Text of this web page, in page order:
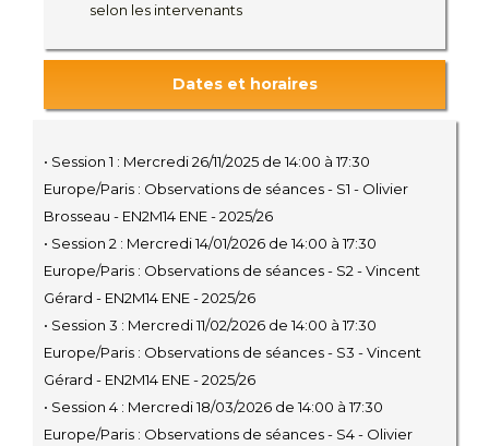
selon les intervenants
Dates et horaires
• Session 1 : Mercredi 26/11/2025 de 14:00 à 17:30
Europe/Paris : Observations de séances - S1 - Olivier
Brosseau - EN2M14 ENE - 2025/26
• Session 2 : Mercredi 14/01/2026 de 14:00 à 17:30
Europe/Paris : Observations de séances - S2 - Vincent
Gérard - EN2M14 ENE - 2025/26
• Session 3 : Mercredi 11/02/2026 de 14:00 à 17:30
Europe/Paris : Observations de séances - S3 - Vincent
Gérard - EN2M14 ENE - 2025/26
• Session 4 : Mercredi 18/03/2026 de 14:00 à 17:30
Europe/Paris : Observations de séances - S4 - Olivier